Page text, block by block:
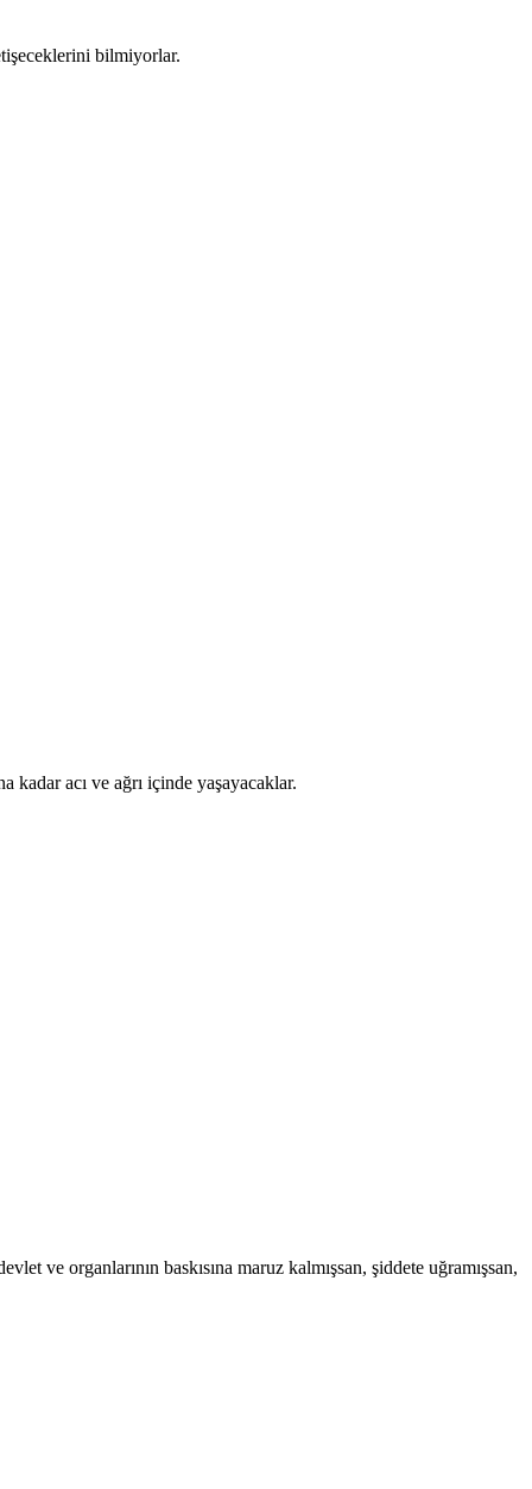
bilmiyorlar.
acı ve ağrı içinde yaşayacaklar.
ve organlarının baskısına maruz kalmışsan, şiddete uğramışsan,